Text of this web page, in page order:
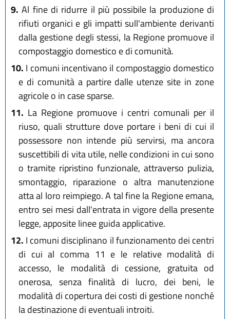
9. Al fine di ridurre il più possibile la produzione di
rifiuti organici e gli impatti sull'ambiente derivanti
dalla gestione degli stessi, la Regione promuove il
compostaggio domestico e di comunità.
10. I comuni incentivano il compostaggio domestico
e di comunità a partire dalle utenze site in zone
agricole o in case sparse.
11. La Regione promuove i centri comunali per il
riuso, quali strutture dove portare i beni di cui il
possessore non intende più servirsi, ma ancora
suscettibili di vita utile, nelle condizioni in cui sono
o tramite ripristino funzionale, attraverso pulizia,
smontaggio, riparazione o altra manutenzione
atta al loro reimpiego. A tal fine la Regione emana,
entro sei mesi dall'entrata in vigore della presente
legge, apposite linee guida applicative.
12. I comuni disciplinano il funzionamento dei centri
di cui al comma 11 e le relative modalità di
accesso, le modalità di cessione, gratuita od
onerosa, senza finalità di lucro, dei beni, le
modalità di copertura dei costi di gestione nonché
la destinazione di eventuali introiti.